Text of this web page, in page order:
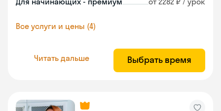
Все услуги и цены (4)
Читать дальше Выбрать время